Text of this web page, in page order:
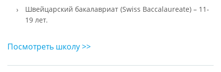
Швейцарский бакалавриат (Swiss Baccalaureate) – 11-
19 лет.
Посмотреть школу >>